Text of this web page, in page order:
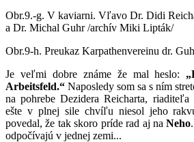
Obr.9.-g. V kaviarni. Vľavo Dr. Didi
a Dr. Michal Guhr /archív Miki Lipták/
Obr.9-h. Preukaz Karpathenvereinu dr.
Je veľmi dobre známe že mal heslo:
Arbeitsfeld.“ Naposledy som sa s ním
na pohrebe Dezidera Reicharta, riaditeľa
ešte v plnej sile chvíľu niesol jeho
povedal, že tak skoro príde rad aj naNeho
odpočívajú v jednej zemi...